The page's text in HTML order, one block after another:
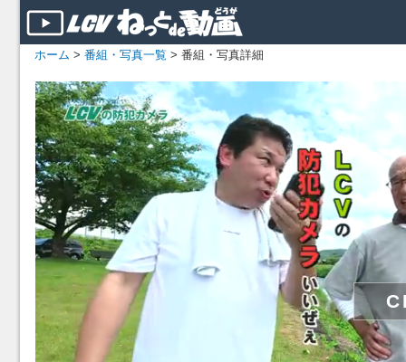
ホーム > 番組・写真一覧 > 番組・写真詳細